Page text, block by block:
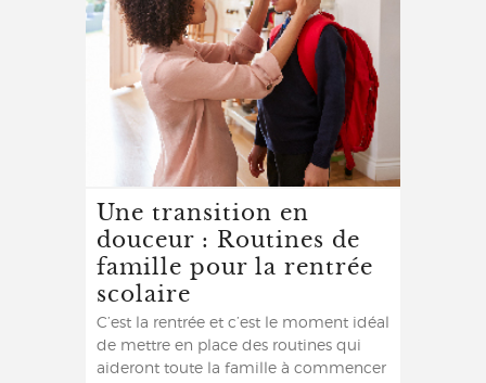
Une transition en
douceur : Routines de
famille pour la rentrée
scolaire
C’est la rentrée et c’est le moment idéal
de mettre en place des routines qui
aideront toute la famille à commencer